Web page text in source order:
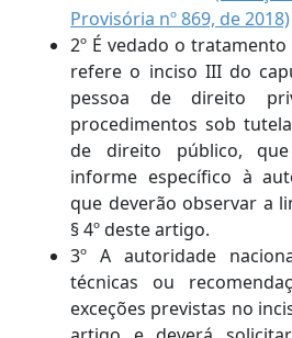
Provisória nº 869, de 2018)
2º É vedado o
refere o inciso III do
pessoa de direito
procedimentos sob
de direito público,
informe específico à
que deverão observar a
§ 4º deste artigo.
3º A autoridade
técnicas ou
exceções previstas no